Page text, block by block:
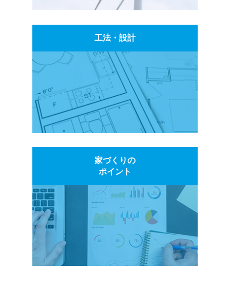
工法・設計
家づくりの
ポイント